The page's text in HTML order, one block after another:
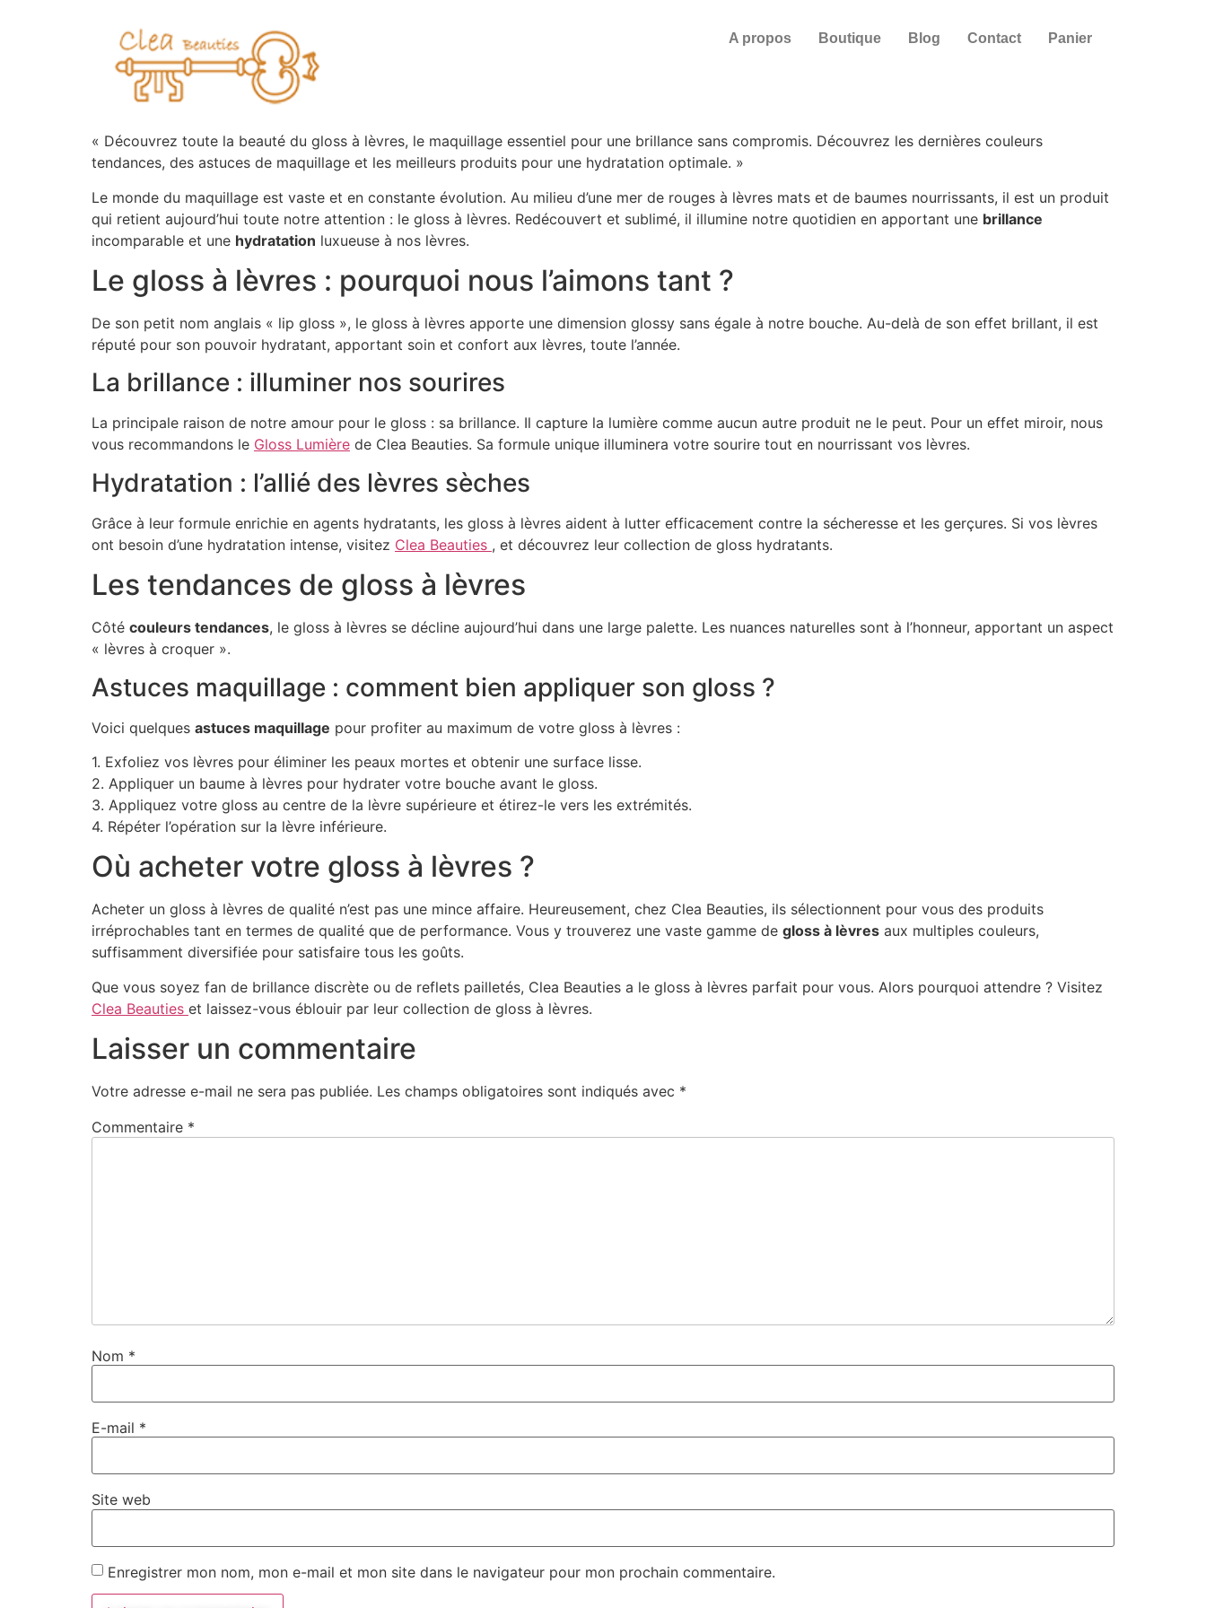
A propos Boutique Blog Contact Panier
« Découvrez toute la beauté du gloss à lèvres, le maquillage essentiel pour une brillance sans compromis. Découvrez les dernières couleurs
tendances, des astuces de maquillage et les meilleurs produits pour une hydratation optimale. »
Le monde du maquillage est vaste et en constante évolution. Au milieu d’une mer de rouges à lèvres mats et de baumes nourrissants, il est un produit
qui retient aujourd’hui toute notre attention : le gloss à lèvres. Redécouvert et sublimé, il illumine notre quotidien en apportant une brillance
incomparable et une hydratation luxueuse à nos lèvres.
Le gloss à lèvres : pourquoi nous l’aimons tant ?
De son petit nom anglais « lip gloss », le gloss à lèvres apporte une dimension glossy sans égale à notre bouche. Au-delà de son effet brillant, il est
réputé pour son pouvoir hydratant, apportant soin et confort aux lèvres, toute l’année.
La brillance : illuminer nos sourires
La principale raison de notre amour pour le gloss : sa brillance. Il capture la lumière comme aucun autre produit ne le peut. Pour un effet miroir, nous
vous recommandons le Gloss Lumière de Clea Beauties. Sa formule unique illuminera votre sourire tout en nourrissant vos lèvres.
Hydratation : l’allié des lèvres sèches
Grâce à leur formule enrichie en agents hydratants, les gloss à lèvres aident à lutter efficacement contre la sécheresse et les gerçures. Si vos lèvres
ont besoin d’une hydratation intense, visitez Clea Beauties , et découvrez leur collection de gloss hydratants.
Les tendances de gloss à lèvres
Côté couleurs tendances, le gloss à lèvres se décline aujourd’hui dans une large palette. Les nuances naturelles sont à l’honneur, apportant un aspect
« lèvres à croquer ».
Astuces maquillage : comment bien appliquer son gloss ?
Voici quelques astuces maquillage pour profiter au maximum de votre gloss à lèvres :
1. Exfoliez vos lèvres pour éliminer les peaux mortes et obtenir une surface lisse.
2. Appliquer un baume à lèvres pour hydrater votre bouche avant le gloss.
3. Appliquez votre gloss au centre de la lèvre supérieure et étirez-le vers les extrémités.
4. Répéter l’opération sur la lèvre inférieure.
Où acheter votre gloss à lèvres ?
Acheter un gloss à lèvres de qualité n’est pas une mince affaire. Heureusement, chez Clea Beauties, ils sélectionnent pour vous des produits
irréprochables tant en termes de qualité que de performance. Vous y trouverez une vaste gamme de gloss à lèvres aux multiples couleurs,
suffisamment diversifiée pour satisfaire tous les goûts.
Que vous soyez fan de brillance discrète ou de reflets pailletés, Clea Beauties a le gloss à lèvres parfait pour vous. Alors pourquoi attendre ? Visitez
Clea Beauties et laissez-vous éblouir par leur collection de gloss à lèvres.
Laisser un commentaire
Votre adresse e-mail ne sera pas publiée. Les champs obligatoires sont indiqués avec *
Commentaire *
Nom *
E-mail *
Site web
Enregistrer mon nom, mon e-mail et mon site dans le navigateur pour mon prochain commentaire.